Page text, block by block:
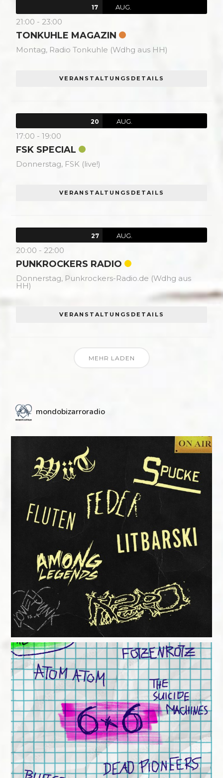
17 AUG.
21:00 - 23:00
TONKUHLE MAGAZIN
Montag, Radio Tonkuhle (Wdhg aus HH)
VERANSTALTUNGSDETAILS
20 AUG.
17:00 -19:00
FSK SPECIAL
Donnerstag, FSK (live!)
VERANSTALTUNGSDETAILS
27 AUG.
20:00 - 22:00
PUNKROCKERS RADIO
Donnerstag, Punkrockers-Radio.de (Wdhg aus
HH)
VERANSTALTUNGSDETAILS
MEHR LADEN
mondobizarroradio